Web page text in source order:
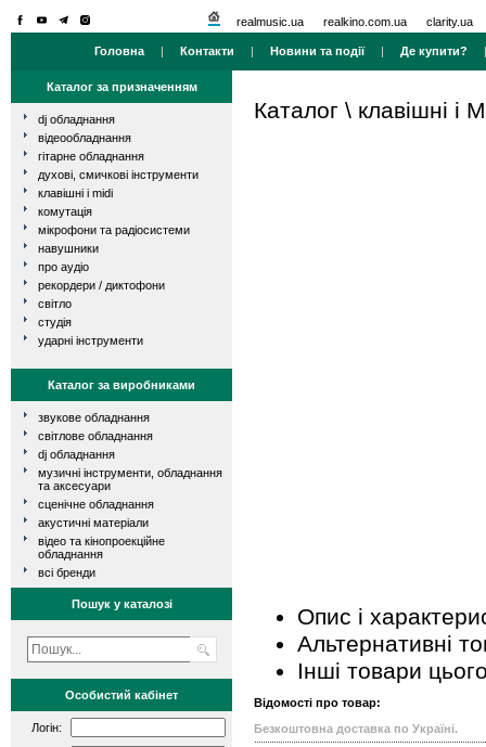
realmusic.ua realkino.com.ua clarity.ua
Головна | Контакти | Новини та події| Де купити?
Каталог за призначенням
dj обладнання
відеообладнання
гітарне обладнання
духові, смичкові інструменти
клавішні і midi
комутація
мікрофони та радіосистеми
навушники
про аудіо
рекордери / диктофони
світло
студія
ударні інструменти
Каталог за виробниками
звукове обладнання
світлове обладнання
dj обладнання
музичні інструменти, обладнання
та аксесуари
сценічне обладнання
акустичні матеріали
відео та кінопроекційне
обладнання
всі бренди
Пошук у каталозі
Особистий кабінет
Логін:
Каталог \ клавішні і
Опис і
Альтернативні
Інші товари
Відомості про товар:
Безкоштовна доставка по Україні.